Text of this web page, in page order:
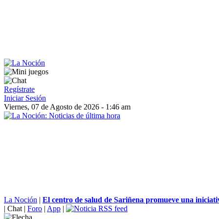
Regístrate
Iniciar Sesión
Viernes, 07 de Agosto de 2026 - 1:46 am
La Noción | El centro de salud de Sariñena promueve una
| Chat | Foro | App |